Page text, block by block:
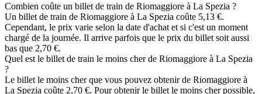
Combien coûte un billet de train de Riomaggiore à La Spezia ?
Un billet de train de Riomaggiore à La Spezia coûte 5,13 €.
Cependant, le prix varie selon la date d'achat et si c'est un moment
chargé de la journée. Il arrive parfois que le prix du billet soit aussi
bas que 2,70 €.
Quel est le billet de train le moins cher de Riomaggiore à La Spezia
?
Le billet le moins cher que vous pouvez obtenir de Riomaggiore à
La Spezia coûte 2,70 €. Pour obtenir le billet le moins cher possible,